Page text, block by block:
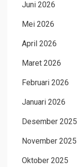
Juni 2026
Mei 2026
April 2026
Maret 2026
Februari 2026
Januari 2026
Desember 2025
November 2025
Oktober 2025